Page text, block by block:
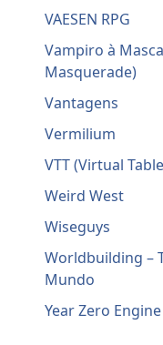
VAESEN RPG
Vampiro à
Masquerade)
Vantagens
Vermilium
VTT (Virtual
Weird West
Wiseguys
Worldbuilding –
Mundo
Year Zero Engine